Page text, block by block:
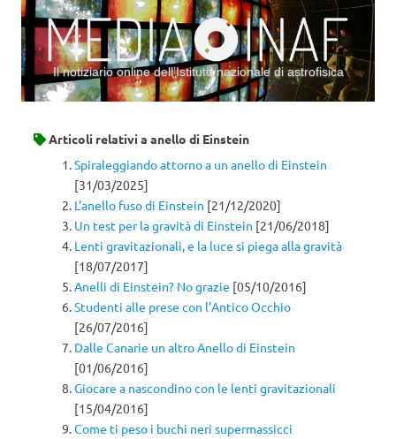
Il notiziario online dell’Istituto nazionale di astrofisica
Articoli relativi a anello di Einstein
Spiraleggiando attorno a un anello di Einstein
[31/03/2025]
L’anello fuso di Einstein [21/12/2020]
Un test per la gravità di Einstein [21/06/2018]
Lenti gravitazionali, e la luce si piega alla gravità
[18/07/2017]
Anelli di Einstein? No grazie [05/10/2016]
Studenti alle prese con l’Antico Occhio
[26/07/2016]
Dalle Canarie un altro Anello di Einstein
[01/06/2016]
Giocare a nascondino con le lenti gravitazionali
[15/04/2016]
Come ti peso i buchi neri supermassicci